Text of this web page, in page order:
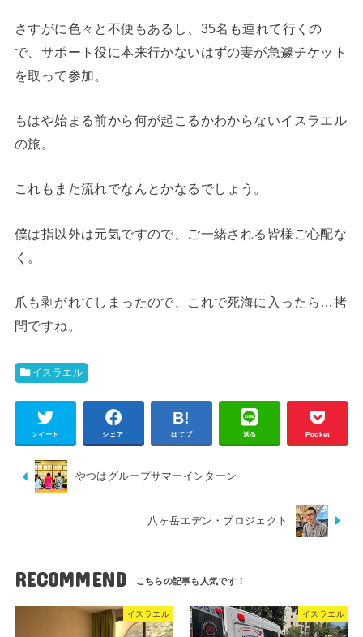
さすがに色々と不便もあるし、35名も連れて行くの
で、サポート役に本来行かないはずの妻が急遽チケット
を取って参加。
もはや始まる前から何が起こるかわからないイスラエル
の旅。
これもまた流れでなんとかなるでしょう。
僕は指以外は元気ですので、ご一緒される皆様ご心配な
く。
爪も剥がれてしまったので、これで死海に入ったら…拷
問ですね。
イスラエル
ツイート シェア はてブ 送る Pocket
やつはグループサマーインターン
八ヶ岳エデン・プロジェクト
RECOMMEND
イスラエル イスラエル